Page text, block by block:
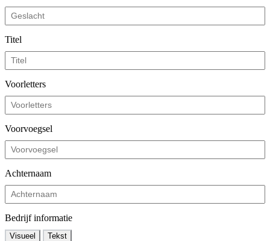
Titel
Voorletters
Voorvoegsel
Achternaam
Bedrijf informatie
Visueel Tekst